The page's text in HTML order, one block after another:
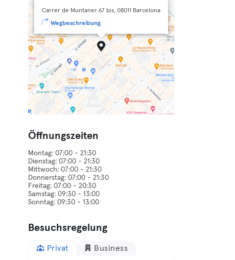
Carrer de Muntaner 67 bis, 08011 Barcelona
Wegbeschreibung
Öffnungszeiten
Montag: 07:00 - 21:30
Dienstag: 07:00 - 21:30
Mittwoch: 07:00 - 21:30
Donnerstag: 07:00 - 21:30
Freitag: 07:00 - 20:30
Samstag: 09:30 - 13:00
Besuchsregelung
Privat Business